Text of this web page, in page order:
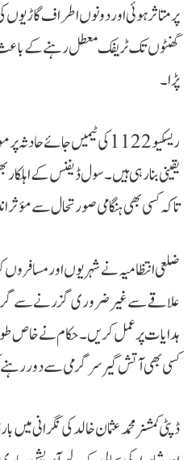
پر متاثر ہوئی اور دونوں اطراف گاڑیوں
گھنٹوں تک ٹریفک معطل رہنے کے باعث
پڑا۔
ریسکیو 1122 کی ٹیمیں جائے
یقینی بنا رہی ہیں۔ سول ڈیفنس کے
تاکہ کسی بھی ہنگامی صورتحال سے مؤثر
ضلعی انتظامیہ نے شہریوں اور مسافروں
علاقے سے غیر ضروری گزرنے سے گریز
ہدایات پر عمل کریں۔ حکام نے خاص
کسی بھی آتش گیر سرگرمی سے دور
ڈپٹی کمشنر محمد عثمان خالد کی نگرانی